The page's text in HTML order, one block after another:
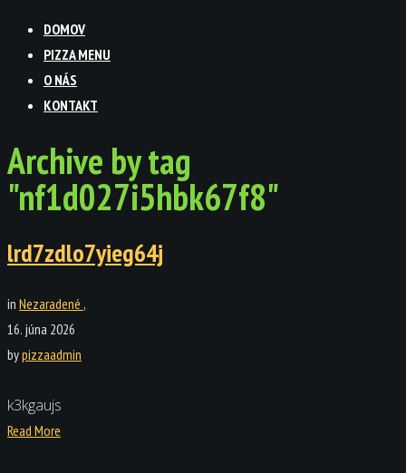
DOMOV
PIZZA MENU
O NÁS
KONTAKT
Archive by tag
"nf1d027i5hbk67f8"
lrd7zdlo7yieg64j
in Nezaradené ,
16. júna 2026
bypizzaadmin
k3kgaujs
Read More